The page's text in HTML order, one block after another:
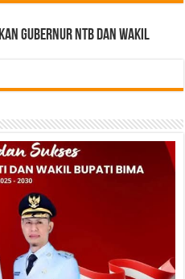
Gubernur NTB Dan Wakil